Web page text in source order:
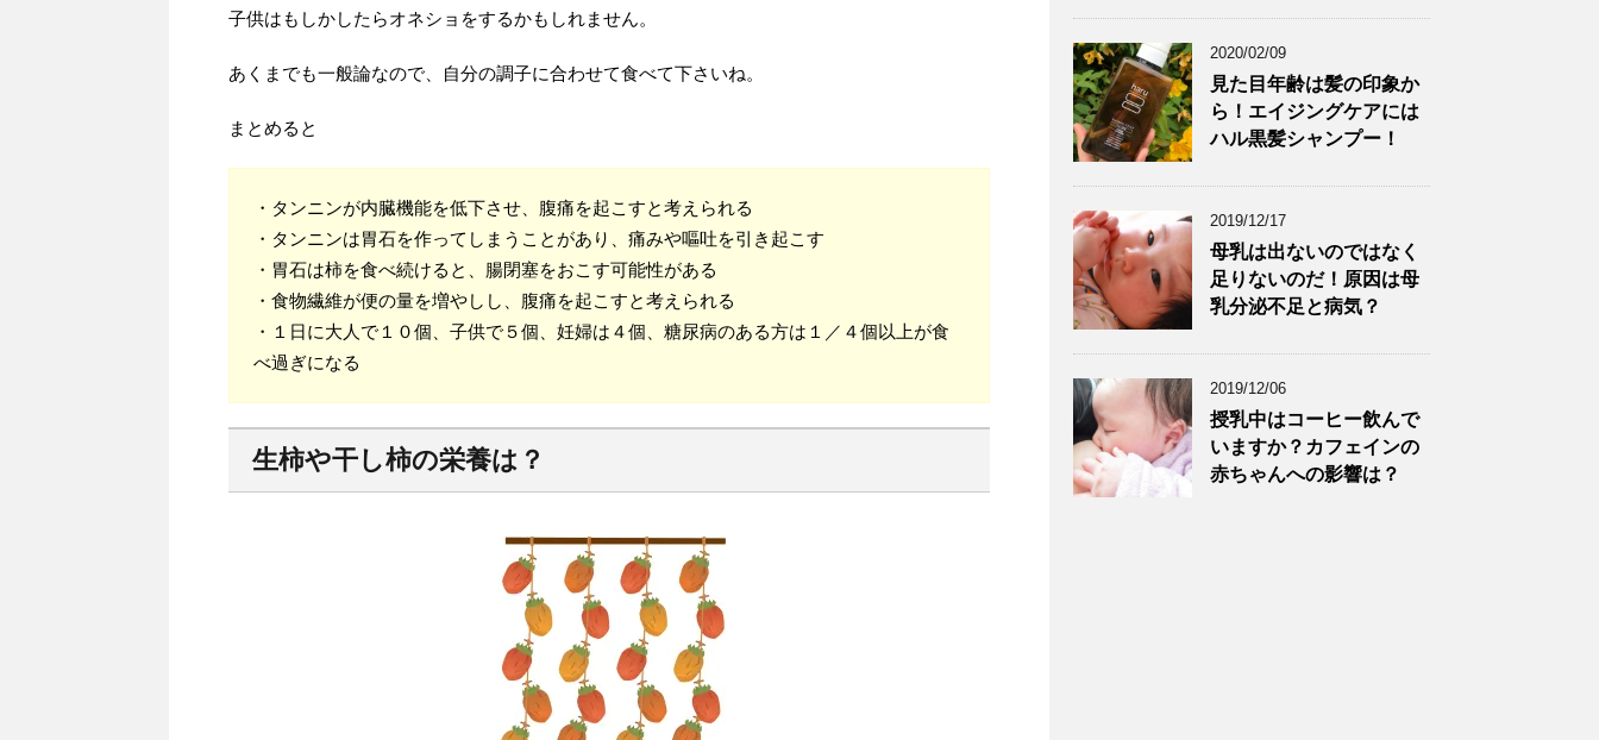
子供はもしかしたらオネショをするかもしれません。
あくまでも一般論なので、自分の調子に合わせて食べて下さいね。
まとめると
・タンニンが内臓機能を低下させ、腹痛を起こすと考えられる
・タンニンは胃石を作ってしまうことがあり、痛みや嘔吐を引き起こす
・胃石は柿を食べ続けると、腸閉塞をおこす可能性がある
・食物繊維が便の量を増やしし、腹痛を起こすと考えられる
・１日に大人で１０個、子供で５個、妊婦は４個、糖尿病のある方は１／４個以上が食
べ過ぎになる
生柿や干し柿の栄養は？
2020/02/09
見た目年齢は髪の印象か
ら！エイジングケアには
ハル黒髪シャンプー！
2019/12/17
母乳は出ないのではなく
足りないのだ！原因は母
乳分泌不足と病気？
2019/12/06
授乳中はコーヒー飲んで
いますか？カフェインの
赤ちゃんへの影響は？